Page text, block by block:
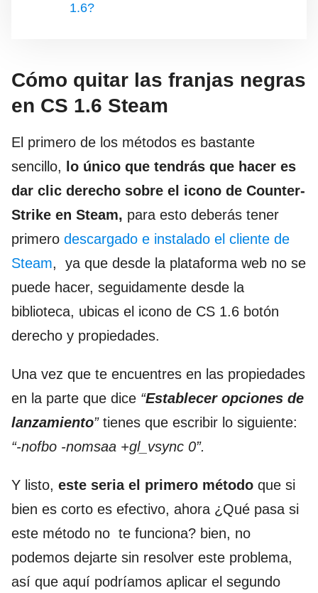
1.6?
Cómo quitar las franjas negras
en CS 1.6 Steam
El primero de los métodos es bastante
sencillo,
lo único que tendrás que hacer es
dar clic derecho sobre el icono de Counter-
Strike en Steam, para esto deberás tener
primero descargado e instalado el cliente de
Steam, ya que desde la plataforma web no se
puede hacer, seguidamente desde la
biblioteca, ubicas el icono de CS 1.6 botón
derecho y propiedades.
Una vez que te encuentres en las propiedades
en la parte que dice “Establecer opciones de
lanzamiento”tienes que escribir lo siguiente:
“-nofbo -nomsaa +gl_vsync 0”.
Y listo, este seria el primero método que si
bien es corto es efectivo, ahora ¿Qué pasa si
este método no te funciona? bien, no
podemos dejarte sin resolver este problema,
así que aquí podríamos aplicar el segundo